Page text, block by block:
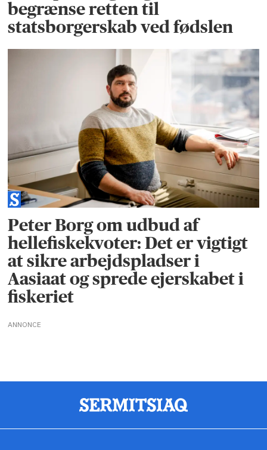
begrænse retten til
statsborgerskab ved fødslen
Peter Borg om udbud af
hellefiskekvoter: Det er vigtigt
at sikre arbejdspladser i
Aasiaat og sprede ejerskabet i
fiskeriet
ANNONCE